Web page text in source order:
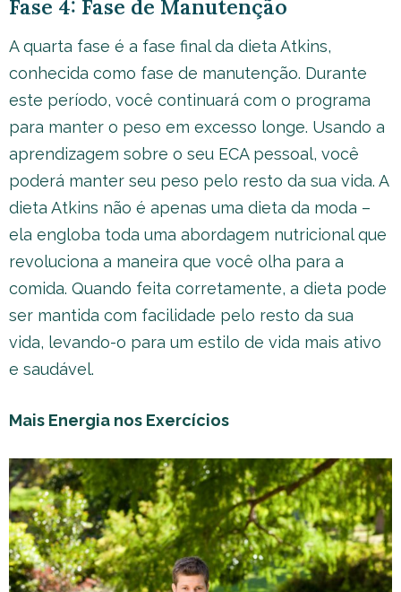
Fase 4: Fase de Manutenção
A quarta fase é a fase final da dieta Atkins,
conhecida como fase de manutenção. Durante
este período, você continuará com o programa
para manter o peso em excesso longe. Usando a
aprendizagem sobre o seu ECA pessoal, você
poderá manter seu peso pelo resto da sua vida. A
dieta Atkins não é apenas uma dieta da moda –
ela engloba toda uma abordagem nutricional que
revoluciona a maneira que você olha para a
comida. Quando feita corretamente, a dieta pode
ser mantida com facilidade pelo resto da sua
vida, levando-o para um estilo de vida mais ativo
e saudável.
Mais Energia nos Exercícios